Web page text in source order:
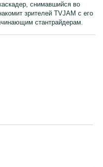
снимавшийся во
зрителей TVJAM с его
стантрайдерам.